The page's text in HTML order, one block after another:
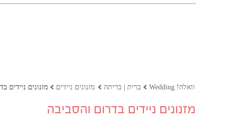
וואלה! Wedding ברית | בריתה מזנונים ניידים מזנונים ניידים
מזנונים ניידים בדרום והסביבה